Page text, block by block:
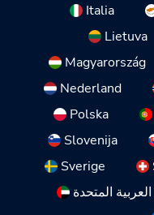
Italia
Lietuva
Magyarország
Nederland
Polska
Slovenija
Sverige
المتحدة